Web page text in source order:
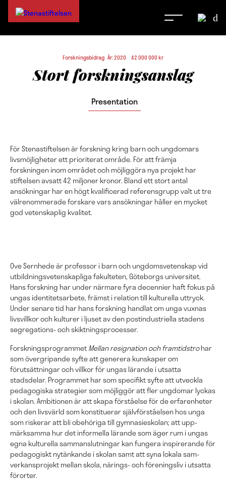
Forskningsbidrag År: 2020 42 000 000 kr
Stort forskningsanslag
Presentation
För Stenastiftelsen är forskning kring barn och ungdomars
livsmöjligheter ett prioriterat område. För att främja
forskningen inom området och möjliggöra nya projekt har
stiftelsen avsatt 42 miljoner kronor. Bland ett stort antal
ansökningar har en högt kvalificerad referensgrupp valt ut tre
välrenommerade forskare vars ansökningar håller en mycket
god vetenskaplig kvalitet.
Ove Sernhede är professor i barn och ungdomsvetenskap vid
utbildningsvetenskapliga fakulteten, Göteborgs universitet.
Hans forskning har under närmare fyra decennier haft fokus på
ungas identitetsarbete, främst i relation till kulturella uttryck.
Under senare tid har hans forskning handlat om unga vuxnas
livsvillkor och kulturer i ljuset av den postindustriella stadens
segregations- och skiktningsprocesser.
ForskningsprogrammetMellan resignation och framtidstrohar
som över­gripande syfte att generera kunskaper om
förutsättningar och villkor för ungas lärande i utsatta
stadsdelar. Programmet har som specifikt syfte att utveckla
pedagogiska strategier som möjliggör att fler ungdomar lyckas
i skolan. Ambitionen är att skapa förståelse för de er­faren­heter
och den livsvärld som konstituerar själv­förståelsen hos unga
som riskerar att bli obehöriga till gymnasie­skolan; att upp­
märksamma hur det informella lärande som äger rum i ungas
egna kulturella samman­slutningar kan fungera inspirerande för
pedagogiskt nytän­kande i skolan samt att syna lokala sam­
verkans­projekt mellan skola, närings- och föreningsliv i utsatta
förorter.